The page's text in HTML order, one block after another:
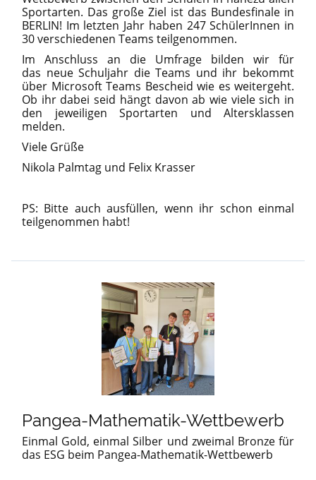
Sportarten. Das große Ziel ist das Bundesfinale in
BERLIN! Im letzten Jahr haben 247 SchülerInnen in
30 verschiedenen Teams teilgenommen.
Im Anschluss an die Umfrage bilden wir für
das neue Schuljahr die Teams und ihr bekommt
über Microsoft Teams Bescheid wie es weitergeht.
Ob ihr dabei seid hängt davon ab wie viele sich in
den jeweiligen Sportarten und Altersklassen
melden.
Viele Grüße
Nikola Palmtag und Felix Krasser
PS: Bitte auch ausfüllen, wenn ihr schon einmal
teilgenommen habt!
Pangea-Mathematik-Wettbewerb
Einmal Gold, einmal Silber und zweimal Bronze für
das ESG beim Pangea-Mathematik-Wettbewerb